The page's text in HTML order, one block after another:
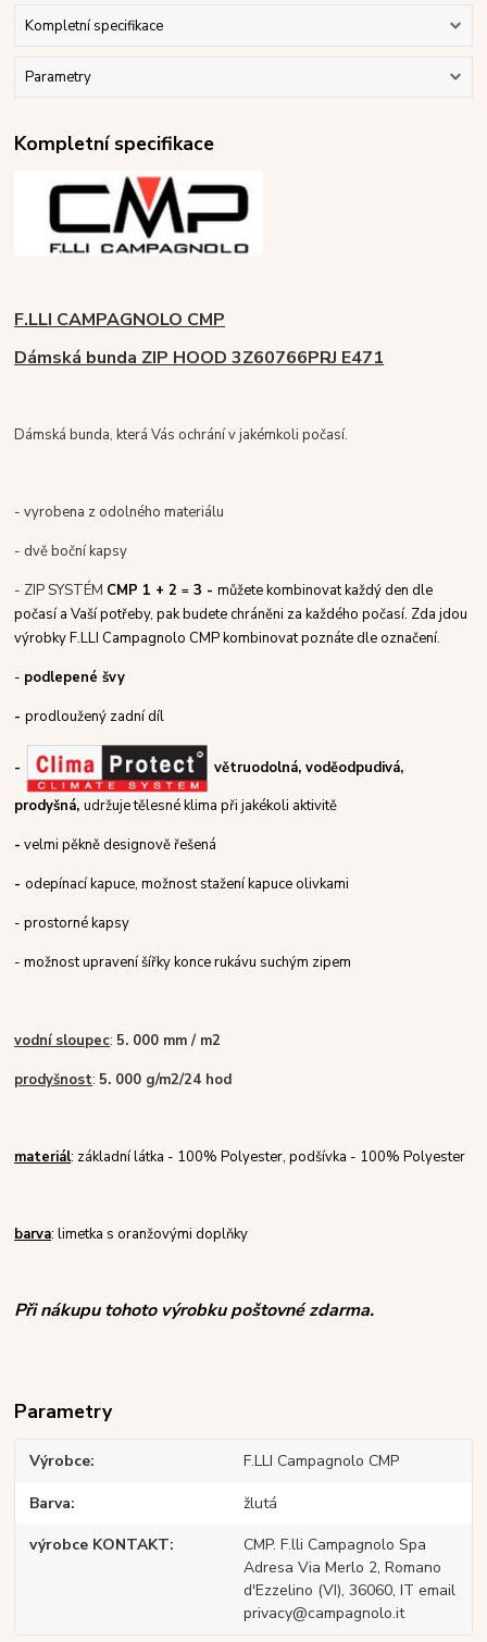
Kompletní specifikace
Parametry
Kompletní specifikace
F.LLI CAMPAGNOLO CMP
Dámská bunda ZIP HOOD 3Z60766PRJ E471
Dámská bunda, která Vás ochrání v jakémkoli počasí.
- vyrobena z odolného materiálu
- dvě boční kapsy
- ZIP SYSTÉM CMP 1 + 2= 3 -můžete kombinovat každý den dle
počasí a Vaší potřeby, pak budete chráněni za každého počasí. Zda jdou
výrobky F.LLI Campagnolo CMP kombinovat poznáte dle označení.
- podlepené švy
-prodloužený zadní díl
-
větruodolná, voděodpudivá,
prodyšná,udržuje tělesné klima při jakékoli aktivitě
- velmi pěkně designově řešená
-odepínací kapuce, možnost stažení kapuce olivkami
- prostorné kapsy
- možnost upravení šířky konce rukávu suchým zipem
vodní sloupec: 5. 000 mm / m2
prodyšnost: 5. 000 g/m2/24 hod
materiál: základní látka - 100% Polyester, podšívka - 100% Polyester
barva: limetka s oranžovými doplňky
Při nákupu tohoto výrobku poštovné zdarma.
Parametry
Výrobce F.LLI Campagnolo CMP
Barva žlutá
výrobce KONTAKT
CMP. F.lli Campagnolo Spa
Adresa Via Merlo 2, Romano
d'Ezzelino (VI), 36060, IT email
privacy@campagnolo.it